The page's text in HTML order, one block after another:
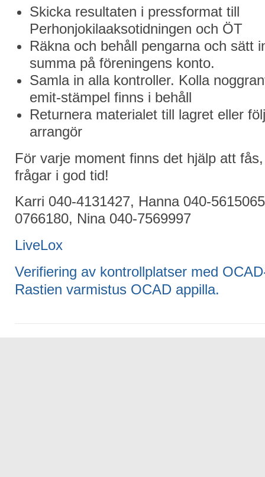
Skicka resultaten i pressformat till
Perhonjokilaaksotidningen och ÖT
Räkna och behåll pengarna och sätt
summa på föreningens konto.
Samla in alla kontroller. Kolla
emit-stämpel finns i behåll
Returnera materialet till lagret eller
arrangör
För varje moment finns det hjälp att
frågar i god tid!
Karri 040-4131427, Hanna 040-
0766180, Nina 040-7569997
LiveLox
Verifiering av kontrollplatser med
Rastien varmistus OCAD appilla.